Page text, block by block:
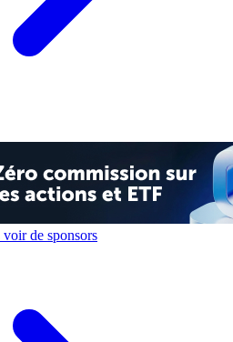
de sponsors